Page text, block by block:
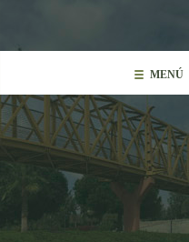
MENÚ